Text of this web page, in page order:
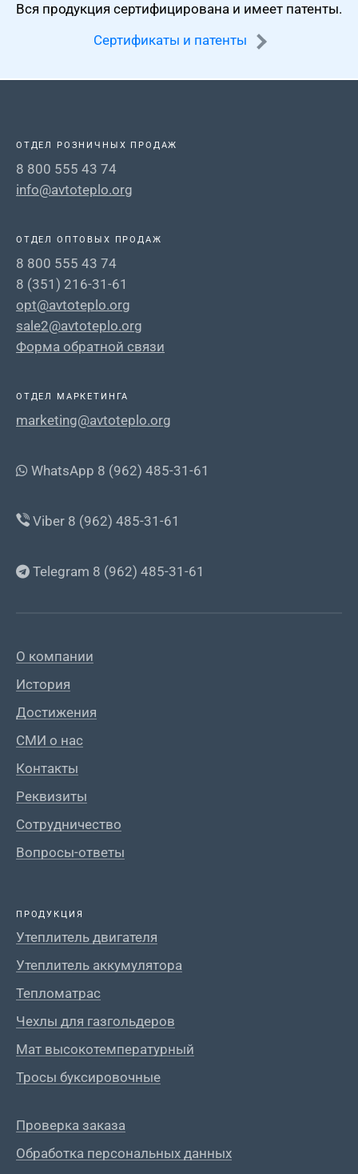
Вся продукция сертифицирована и имеет патенты.
Сертификаты и патенты
ОТДЕЛ РОЗНИЧНЫХ ПРОДАЖ
8 800 555 43 74
info@avtoteplo.org
ОТДЕЛ ОПТОВЫХ ПРОДАЖ
8 800 555 43 74
8 (351) 216-31-61
opt@avtoteplo.org
sale2@avtoteplo.org
Форма обратной связи
ОТДЕЛ МАРКЕТИНГА
marketing@avtoteplo.org
WhatsApp 8 (962) 485-31-61
Viber 8 (962) 485-31-61
Telegram 8 (962) 485-31-61
О компании
История
Достижения
СМИ о нас
Контакты
Реквизиты
Сотрудничество
Вопросы-ответы
ПРОДУКЦИЯ
Утеплитель двигателя
Утеплитель аккумулятора
Тепломатрас
Чехлы для газгольдеров
Мат высокотемпературный
Тросы буксировочные
Проверка заказа
Обработка персональных данных